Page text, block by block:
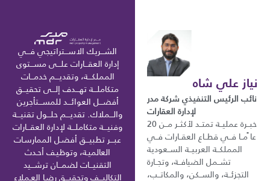
نياز علي شاه
نائب الرئيس التنفيذي شركة مدر
لإدارة العقارات
خبــرة عمليــة تمتــد لأكثــر مــن 20
عا ًمــا فــي قطــاع العقــارات فــي
المملكــة العربيــة الســعودية
تشــمل الضيافــة، وتجــارة
التجزئــة، والســكن، والمكاتــب،
الشـــريك الاســـتراتيجي فـــي
إدارة العقـــارات علـــى مســـتوى
المملكـــة، وتقديـــم خدمـــات
متكاملـــة تهـــدف إلـــى تحقيـــق
أفضـــل العوائـــد للمســـتأجرين
والـــملاك. تقديـــم حلـــول تقنيـــة
وفنيـــة متكاملـــة لإدارة العقـــارات
عبـــر تطبيـــق أفضـل الممارسـات
العالميـة، وتوظيـف أحـدث
التقنيـــات لضمـــان ترشـــيد
التكاليـــف وتحقيـــق رضـا العـملاء